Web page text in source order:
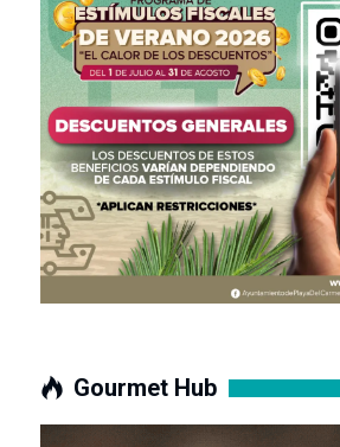
Gourmet Hub